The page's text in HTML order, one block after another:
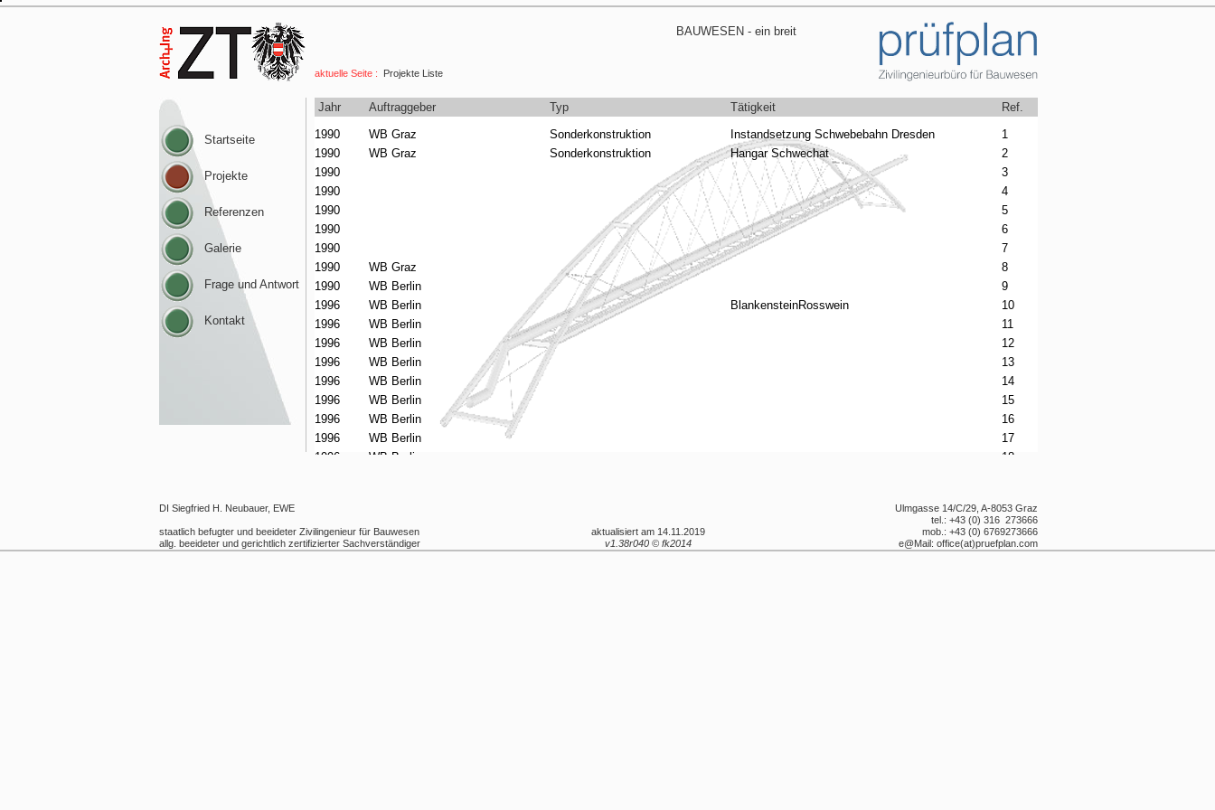
aktuelle Seite : Projekte Liste
Startseite
Projekte
Referenzen
Galerie
Frage und Antwort
Kontakt
DI Siegfried H. Neubauer, EWE
staatlich befugter und beeideter Zivilingenieur für Bauwesen
allg. beeideter und gerichtlich zertifizierter Sachverständiger
aktualisiert am 14.11.2019
v1.38r040 © fk2014
Ulmgasse 14/C/29, A-8053 Graz
tel.: +43 (0) 316 273666
mob.: +43 (0) 6769273666
e@Mail: office(at)pruefplan.com